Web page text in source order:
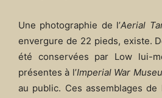
Une photographie de l’Aerial
envergure de 22 pieds, existe.
été conservées par Low lui-
présentes à l’Imperial War
au public. Ces assemblages